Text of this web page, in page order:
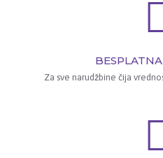
Za sve narudžbine čija